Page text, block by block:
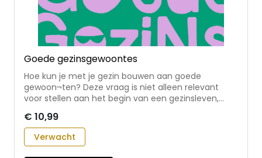
Goede gezinsgewoontes
Hoe kun je met je gezin bouwen aan goede
gewoon¬ten? Deze vraag is niet alleen relevant
voor stellen aan het begin van een gezinsleven,
kinderen en pubers. Wat helpt om van de
avondmaaltijd een gezellig en gezamenlijk moment
te maken? Hoe geef je je geloof vorm tijdens
€ 10,99
Verwacht